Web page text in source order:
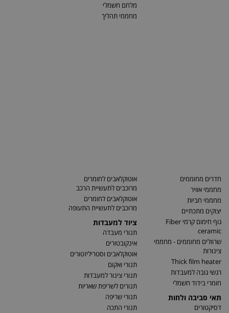
מלחם חשמלי
מחממי תהליך
חדרים מחוממים
מחממי אוויר
מחממי חביות
יצוקים מתכתיים
גוף חימום קרמי Fiber
ceramic
שרוולים מחוממים - מחממי
צינורות
Thick film heater
רגשי גובה למעבדות
חומרי בידוד חשמלי
תאי סביבה ולחות
דסיקטורים
אוטוקלאבים לחומרים
מרוכבים לתעשיית הרכב
אוטוקלאבים לחומרים
מרוכבים לתעשיית התעופה
ציוד למעבדות
תנורי מעבדה
אינקובטורים
אוטוקלאבים וסטריליזטורים
תנורי ואקום
תנורי צינור למעבדות
תנורים לשריפת שאריות
תנורי שריפה
תנורי התכה